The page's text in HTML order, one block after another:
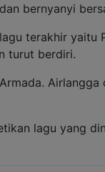
bernyanyi
terakhir yaitu
turut berdiri.
Airlangga
lagu yang